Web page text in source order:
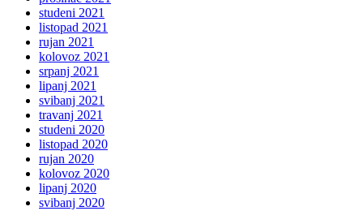
studeni 2021
listopad 2021
rujan 2021
kolovoz 2021
srpanj 2021
lipanj 2021
svibanj 2021
travanj 2021
studeni 2020
listopad 2020
rujan 2020
kolovoz 2020
lipanj 2020
svibanj 2020